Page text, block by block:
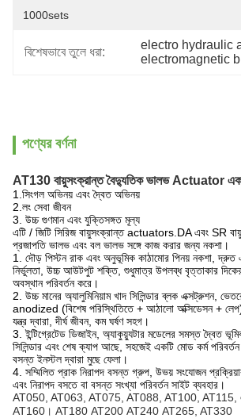
1000sets
বিশেষভাবে তুলে ধরা:
electro hydraulic
electromagnetic
পণ্যের বর্ণনা
AT130 বায়ুসংক্রান্ত বৈদ্যুতিক ভালভ Actuator একা
1.সিংগল অভিনয় এবং দ্বৈত অভিনয়
2.লং সেবা জীবন
3. উচ্চ গুণমান এবং যুক্তিসঙ্গত মূল্য
এটি / জিটি সিরিজ বায়ুসংক্রান্ত actuators.DA এবং SR
প্রজাপতি ভালভ এবং বল ভালভ সঙ্গে কাজ করার জন্য নকশা।
1. দৌড় পিস্টন রাক এবং অনুভূমিক কাঠামোর পিনয় নকশা, দ্রুত
নির্ভুলতা, উচ্চ আউটপুট শক্তি, শুধুমাত্র উপলব্ধ বৃত্তাকার দিকের
অবস্থান পরিবর্তন করে।
2. উচ্চ মানের অ্যালুমিনিয়াম খাদ সিলিন্ডার ব্লক এক্সট্রুশন,
anodized (বিশেষ পরিস্থিতিতে + আঠালো অক্সিডেসন + লেপ)
যন্ত্র দ্বারা, দীর্ঘ জীবন, কম ঘর্ষণ সহগ।
3. ইন্টিগ্রেটেড ডিজাইন, অ্যাকুয়্যুটার মডেলের সমস্ত দ্বৈত
সিলিন্ডার এবং শেষ ক্যাপ আছে, সহজেই একটি মোড কর্ম
বসন্ত ইনস্টল দ্বারা মুছে ফেলা।
4. সম্মিলিত প্রাক নিরাপদ বসন্ত গ্রুপ, উভয় সংযোজন
এবং নিরাপদ বসতে বা বসন্ত সংখ্যা পরিবর্তন সাইট ব্যবহার।
AT050, AT063, AT075, AT088, AT100, AT115,
AT160। AT180 AT200 AT240 AT265, AT330